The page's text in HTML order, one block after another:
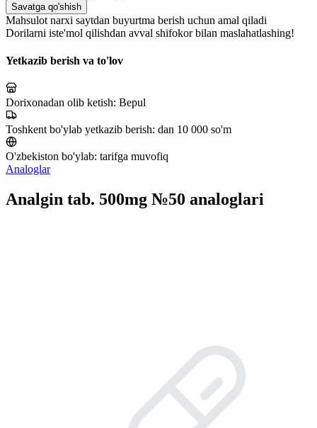
Savatga qo'shish
Mahsulot narxi saytdan buyurtma berish uchun amal qiladi
Dorilarni iste'mol qilishdan avval shifokor bilan maslahatlashing!
Yetkazib berish va to'lov
Dorixonadan olib ketish: Bepul
Toshkent bo'ylab yetkazib berish: dan 10 000 so'm
O'zbekiston bo'ylab: tarifga muvofiq
Analoglar
Analgin tab. 500mg №50 analoglari